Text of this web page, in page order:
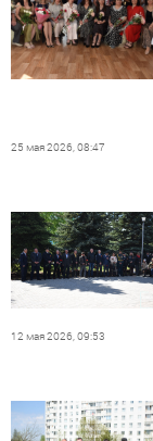
25 мая 2026, 08:47
12 мая 2026, 09:53